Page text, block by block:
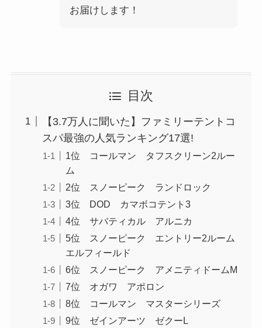
お届けします！
目次
【3.7万人に聞いた】ファミリーテントコ
スパ最強の人気ランキング17選!
1位 コールマン タフスクリーン2ルー
ム
2位 スノーピーク ランドロック
3位 DOD カマボコテント3
4位 サバティカル アルニカ
5位 スノーピーク エントリー2ルーム
エルフィールド
6位 スノーピーク アメニティドームM
7位 オガワ アポロン
8位 コールマン マスターシリーズ
9位 ゼインアーツ ゼクーL